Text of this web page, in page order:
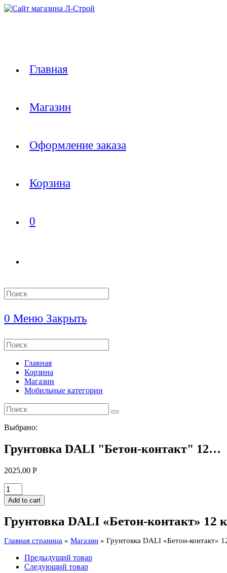
Перейти
Главная
Магазин
Оформление заказа
Корзина
0
Search
this
0 Меню Закрыть
Search
this
websiteГлавная
Корзина
Магазин
Мобильные категории
Выбрано:
Грунтовка DALI "Бетон-контакт" 12…
2025,00 Р
Грунтовка
DALI
"Бетон-
12
quantity
Add to cart
Грунтовка DALI «Бетон-контакт» 12
Главная страница » Магазин » Грунтовка DALI «Бетон-контакт»
Предыдущий товар
Следующий товар